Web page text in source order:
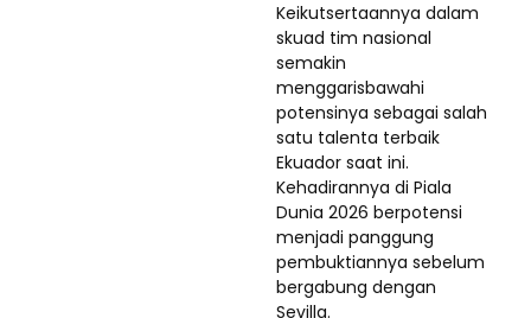
Keikutsertaannya dalam
skuad tim nasional
semakin
menggarisbawahi
potensinya sebagai salah
satu talenta terbaik
Ekuador saat ini.
Kehadirannya di Piala
Dunia 2026 berpotensi
menjadi panggung
pembuktiannya sebelum
bergabung dengan
Sevilla.